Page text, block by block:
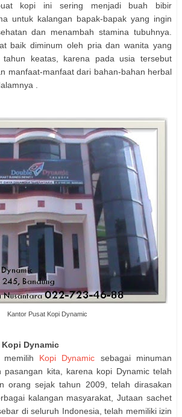
kopi ini sering menjadi buah bibir
untuk kalangan bapak-bapak yang ingin
dan menambah stamina tubuhnya.
baik diminum oleh pria dan wanita yang
keatas, karena pada usia tersebut
manfaat-manfaat dari bahan-bahan herbal
.
Kantor Pusat Kopi Dynamic
Kopi Dynamic
Kopi Dynamic sebagai minuman
pasangan kita, karena kopi Dynamic telah
orang sejak tahun 2009, telah dirasakan
kalangan masyarakat, Jutaan sachet
di seluruh Indonesia, telah memiliki izin